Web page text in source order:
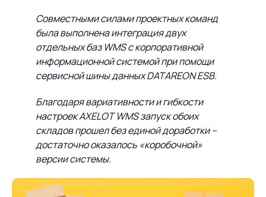
Совместными силами проектных команд
была выполнена интеграция двух
отдельных баз WMS с корпоративной
информационной системой при помощи
сервисной шины данных DATAREON ESB.
Благодаря вариативности и гибкости
настроек AXELOT WMS запуск обоих
складов прошел без единой доработки –
достаточно оказалось «коробочной»
версии системы.